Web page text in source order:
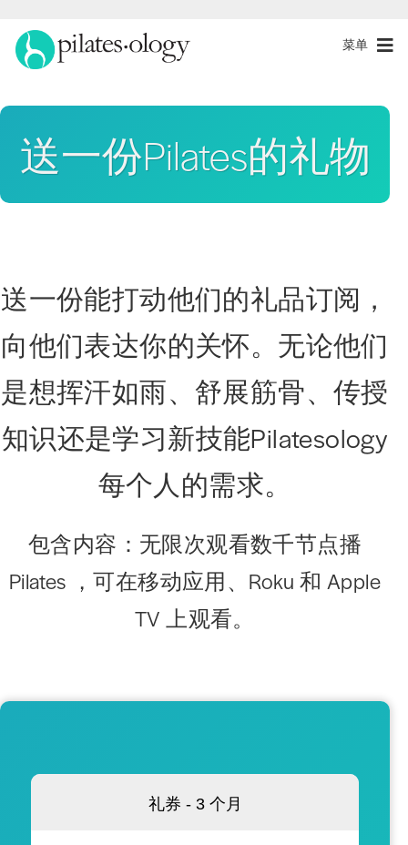
菜单
送一份Pilates的礼物
送一份能打动他们的礼品订阅，
向他们表达你的关怀。无论他们
是想挥汗如雨、舒展筋骨、传授
知识还是学习新技能Pilatesology
每个人的需求。
包含内容： 无限次观看数千节点播
Pilates ，可在移动应用、Roku 和 Apple
TV 上观看。
礼券 - 3 个月